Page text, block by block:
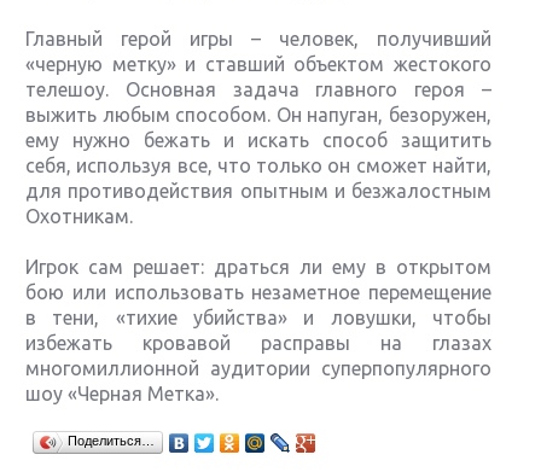
Главный герой игры – человек, получивший
«черную метку» и ставший объектом жестокого
телешоу. Основная задача главного героя –
выжить любым способом. Он напуган, безоружен,
ему нужно бежать и искать способ защитить
себя, используя все, что только он сможет найти,
для противодействия опытным и безжалостным
Охотникам.
Игрок сам решает: драться ли ему в открытом
бою или использовать незаметное перемещение
в тени, «тихие убийства» и ловушки, чтобы
избежать кровавой расправы на глазах
многомиллионной аудитории суперпопулярного
шоу «Черная Метка».
Поделиться…
Крупнейшие релизы мая: Nintendo, Microsoft и
Sony